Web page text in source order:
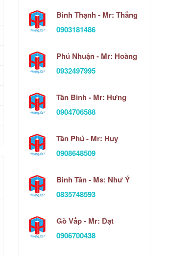
Bình Thạnh - Mr: Thắng
0903181486
Phú Nhuận - Mr: Hoàng
0932497995
Tân Bình - Mr: Hưng
0904706588
Tân Phú - Mr: Huy
0908648509
Bình Tân - Ms: Như Ý
0835748593
Gò Vấp - Mr: Đạt
0906700438